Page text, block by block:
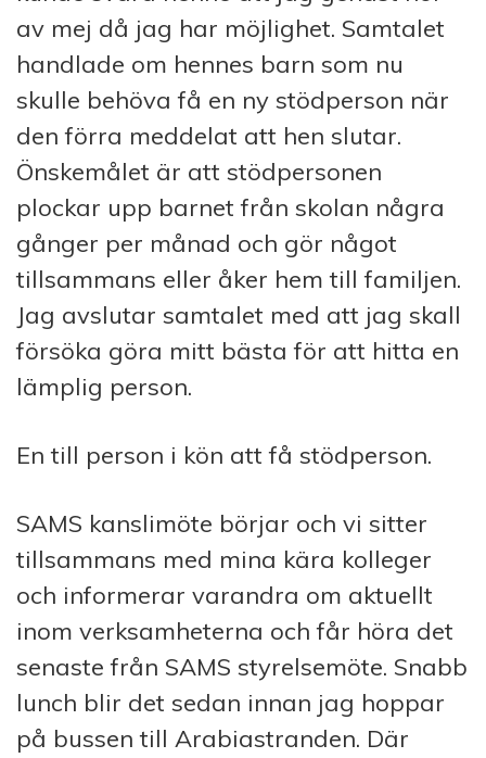
av mej då jag har möjlighet. Samtalet
handlade om hennes barn som nu
skulle behöva få en ny stödperson när
den förra meddelat att hen slutar.
Önskemålet är att stödpersonen
plockar upp barnet från skolan några
gånger per månad och gör något
tillsammans eller åker hem till familjen.
Jag avslutar samtalet med att jag skall
försöka göra mitt bästa för att hitta en
lämplig person.
En till person i kön att få stödperson.
SAMS kanslimöte börjar och vi sitter
tillsammans med mina kära kolleger
och informerar varandra om aktuellt
inom verksamheterna och får höra det
senaste från SAMS styrelsemöte. Snabb
lunch blir det sedan innan jag hoppar
på bussen till Arabiastranden. Där